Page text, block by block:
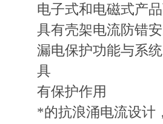
电子式和电磁式产
具有壳架电流防错
漏电保护功能与系
具
有保护作用
*的抗浪涌电流设计